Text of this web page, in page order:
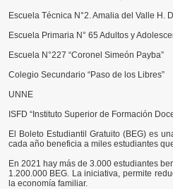
Escuela Técnica N°2. Amalia del Valle H.
Escuela Primaria N° 65 Adultos y
Escuela N°227 “Coronel Simeón Payba”
Colegio Secundario “Paso de los Libres”
UNNE
ISFD “Instituto Superior de Formación
El Boleto Estudiantil Gratuito (BEG) es
cada año beneficia a miles estudiantes
En 2021 hay más de 3.000 estudiantes
1.200.000 BEG. La iniciativa, permite
la economía familiar.